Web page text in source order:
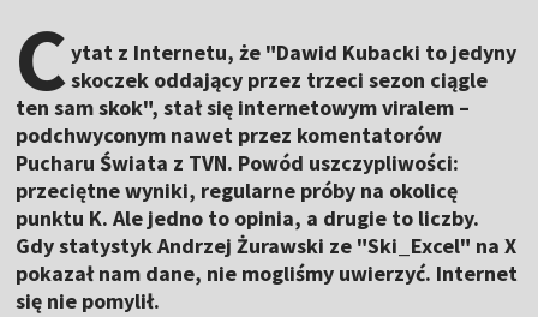
Cytat z Internetu, że "Dawid Kubacki to jedyny
skoczek oddający przez trzeci sezon ciągle
ten sam skok", stał się internetowym viralem –
podchwyconym nawet przez komentatorów
Pucharu Świata z TVN. Powód uszczypliwości:
przeciętne wyniki, regularne próby na okolicę
punktu K. Ale jedno to opinia, a drugie to liczby.
Gdy statystyk Andrzej Żurawski ze "Ski_Excel" na X
pokazał nam dane, nie mogliśmy uwierzyć. Internet
się nie pomylił.